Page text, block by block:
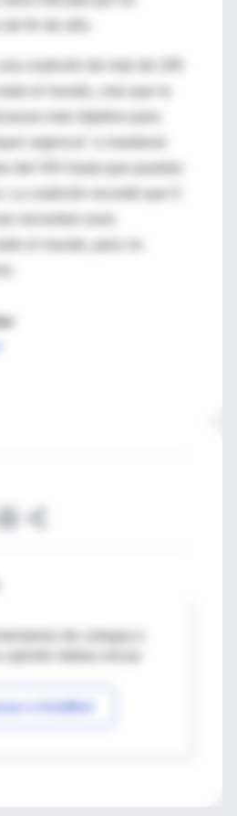
el mundo, cree que la
urgencia" a mantener
de colegas o
a IntraMed